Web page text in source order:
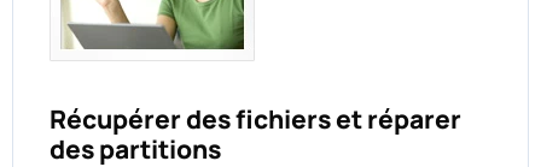
Récupérer des fichiers et réparer
des partitions